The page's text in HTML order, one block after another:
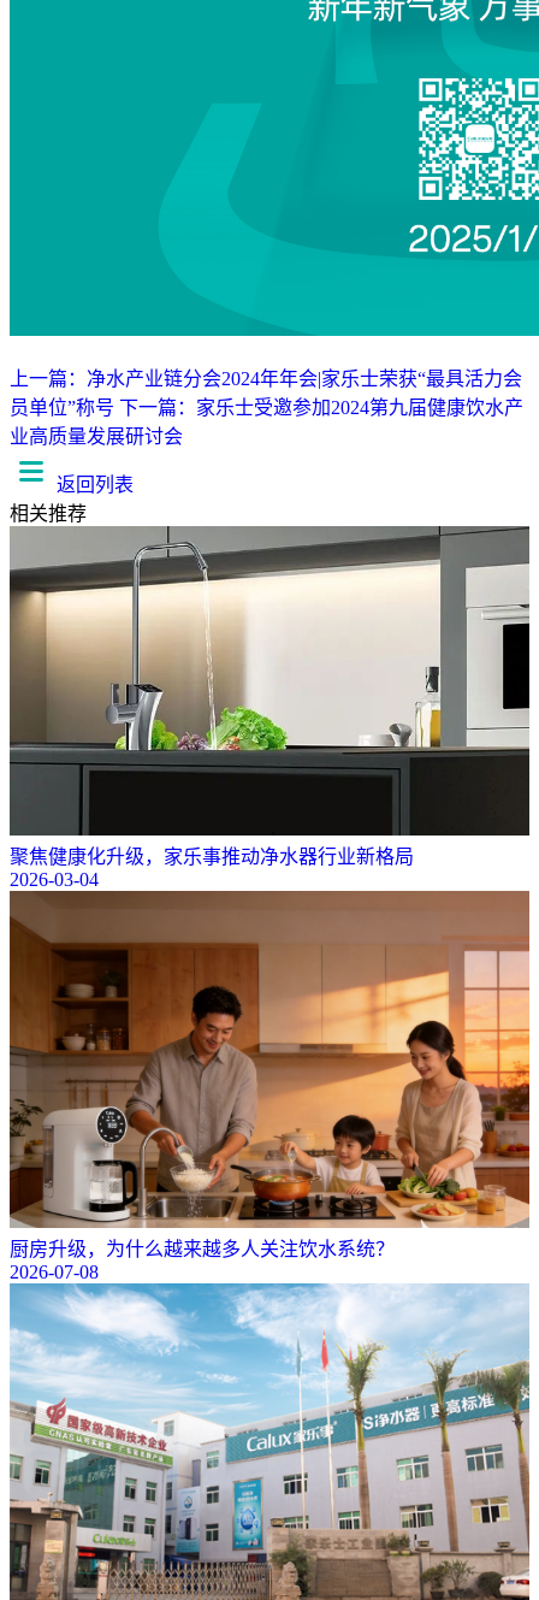
上一篇：净水产业链分会2024年年会|家乐士荣获“最具活力会
员单位”称号 下一篇：家乐士受邀参加2024第九届健康饮水产
业高质量发展研讨会
返回列表
相关推荐
聚焦健康化升级，家乐事推动净水器行业新格局
2026-03-04
厨房升级，为什么越来越多人关注饮水系统？
2026-07-08